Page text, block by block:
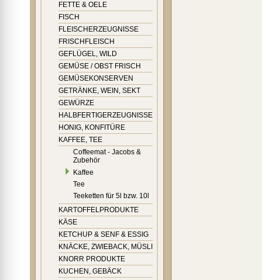
FETTE & OELE
FISCH
FLEISCHERZEUGNISSE
FRISCHFLEISCH
GEFLÜGEL, WILD
GEMÜSE / OBST FRISCH
GEMÜSEKONSERVEN
GETRÄNKE, WEIN, SEKT
GEWÜRZE
HALBFERTIGERZEUGNISSE
HONIG, KONFITÜRE
KAFFEE, TEE
Coffeemat - Jacobs &
Zubehör
Kaffee
Tee
Teeketten für 5l bzw. 10l
KARTOFFELPRODUKTE
KÄSE
KETCHUP & SENF & ESSIG
KNÄCKE, ZWIEBACK, MÜSLI
KNORR PRODUKTE
KUCHEN, GEBÄCK